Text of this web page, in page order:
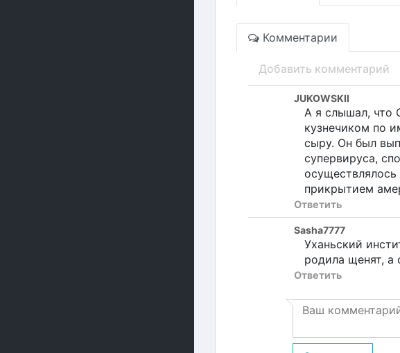
Комментарии
Добавить комментарий
JUKOWSKII
А я слышал, что
кузнечиком по
сыру. Он был
супервируса,
прикрытием
Ответить
Sasha7777
Уханьский
родила щенят, а
Ответить